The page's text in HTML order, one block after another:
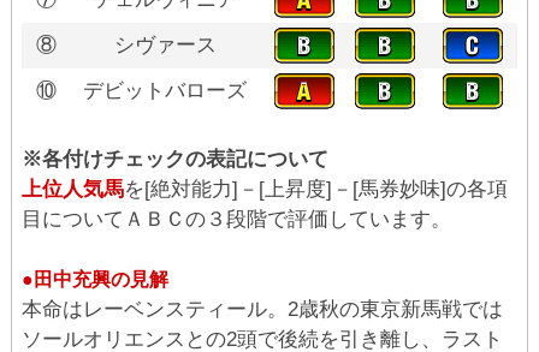
⑧
シヴァース
⑩
デビットバローズ
※各付けチェックの表記について
上位人気馬を[絶対能力]－[上昇度]－[馬券妙味]の各項
目についてＡＢＣの３段階で評価しています。
●田中充興の見解
本命はレーベンスティール。2歳秋の東京新馬戦では
ソールオリエンスとの2頭で後続を引き離し、ラスト